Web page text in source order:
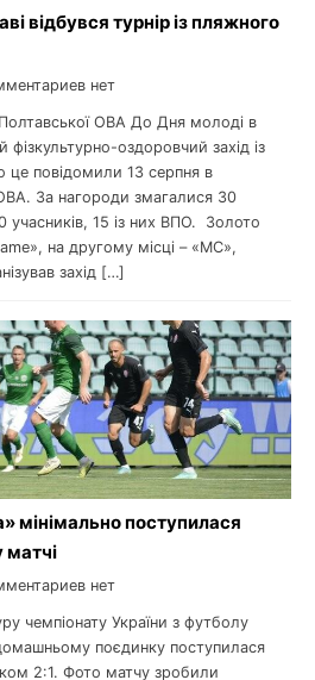
відбувся турнір із пляжного
нет
ОВА До Дня молоді в
оздоровчий захід із
повідомили 13 серпня в
За нагороди змагалися 30
15 із них ВПО. Золото
на другому місці – «MC»,
захід […]
мінімально поступилася
нет
чемпіонату України з футболу
поєдинку поступилася
2:1. Фото матчу зробили